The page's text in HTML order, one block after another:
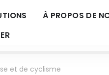
À PROPOS DE
et de cyclisme